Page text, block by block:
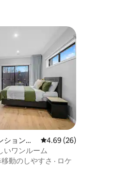
の平均評価
ション・
レビュー26件、5つ星
4.69 (26)
いワンルーム
動のしやすさ · ロケ